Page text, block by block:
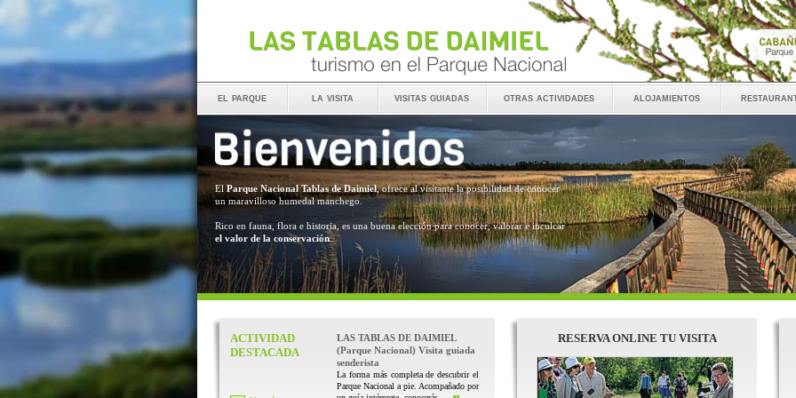
el parque la visita visitas guiadas otras actividades alojamientos
El Parque Nacional Tablas de Daimiel, ofrece al visitante la posibilidad de conocer
un maravilloso humedal manchego.
Rico en fauna, flora e historia, es una buena elección para conocer, valorar e inculcar
el valor de la conservación.
ACTIVIDAD
DESTACADA
LAS TABLAS DE DAIMIEL
(Parque Nacional) Visita guiada
senderista
La forma más completa de descubrir el
Parque Nacional a pie. Acompañado por
RESERVA ONLINE TU VISITA